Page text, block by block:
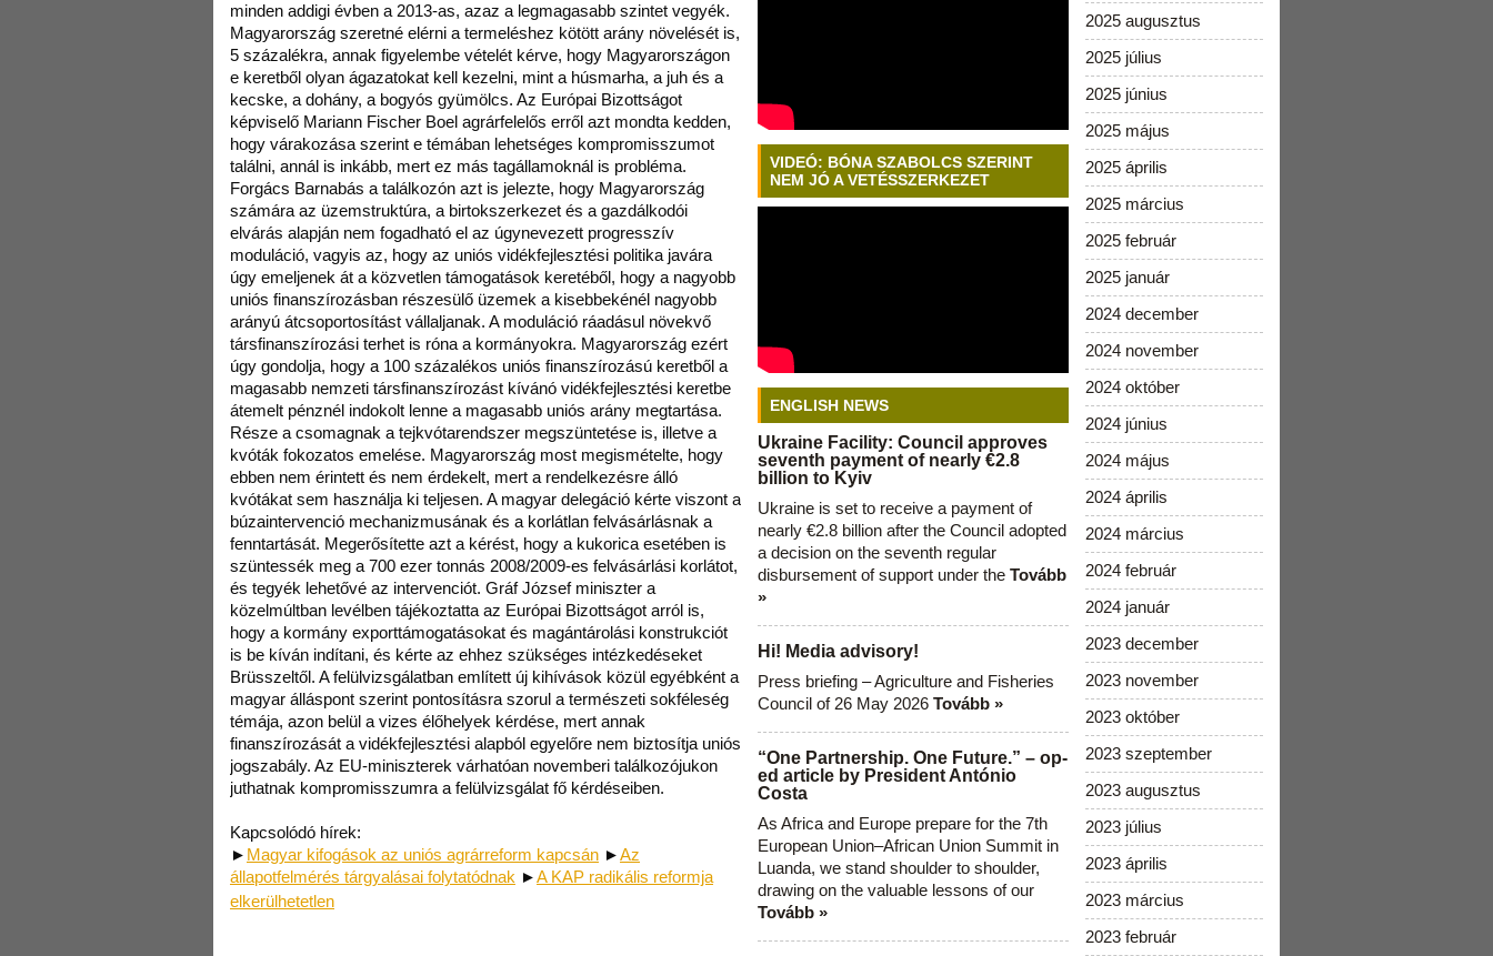
minden addigi évben a 2013-as, azaz a legmagasabb szintet vegyék.
Magyarország szeretné elérni a termeléshez kötött arány növelését is,
5 százalékra, annak figyelembe vételét kérve, hogy Magyarországon
e keretből olyan ágazatokat kell kezelni, mint a húsmarha, a juh és a
kecske, a dohány, a bogyós gyümölcs. Az Európai Bizottságot
képviselő Mariann Fischer Boel agrárfelelős erről azt mondta kedden,
hogy várakozása szerint e témában lehetséges kompromisszumot
találni, annál is inkább, mert ez más tagállamoknál is probléma.
Forgács Barnabás a találkozón azt is jelezte, hogy Magyarország
számára az üzemstruktúra, a birtokszerkezet és a gazdálkodói
elvárás alapján nem fogadható el az úgynevezett progresszív
moduláció, vagyis az, hogy az uniós vidékfejlesztési politika javára
úgy emeljenek át a közvetlen támogatások keretéből, hogy a nagyobb
uniós finanszírozásban részesülő üzemek a kisebbekénél nagyobb
arányú átcsoportosítást vállaljanak. A moduláció ráadásul növekvő
társfinanszírozási terhet is róna a kormányokra. Magyarország ezért
úgy gondolja, hogy a 100 százalékos uniós finanszírozású keretből a
magasabb nemzeti társfinanszírozást kívánó vidékfejlesztési keretbe
átemelt pénznél indokolt lenne a magasabb uniós arány megtartása.
Része a csomagnak a tejkvótarendszer megszüntetése is, illetve a
kvóták fokozatos emelése. Magyarország most megismételte, hogy
ebben nem érintett és nem érdekelt, mert a rendelkezésre álló
kvótákat sem használja ki teljesen. A magyar delegáció kérte viszont a
búzaintervenció mechanizmusának és a korlátlan felvásárlásnak a
fenntartását. Megerősítette azt a kérést, hogy a kukorica esetében is
szüntessék meg a 700 ezer tonnás 2008/2009-es felvásárlási korlátot,
és tegyék lehetővé az intervenciót. Gráf József miniszter a
közelmúltban levélben tájékoztatta az Európai Bizottságot arról is,
hogy a kormány exporttámogatásokat és magántárolási konstrukciót
is be kíván indítani, és kérte az ehhez szükséges intézkedéseket
Brüsszeltől. A felülvizsgálatban említett új kihívások közül egyébként a
magyar álláspont szerint pontosításra szorul a természeti sokféleség
témája, azon belül a vizes élőhelyek kérdése, mert annak
finanszírozását a vidékfejlesztési alapból egyelőre nem biztosítja uniós
jogszabály. Az EU-miniszterek várhatóan novemberi találkozójukon
juthatnak kompromisszumra a felülvizsgálat fő kérdéseiben.
Kapcsolódó hírek:
► Magyar kifogások az uniós agrárreform kapcsán ►Az
állapotfelmérés tárgyalásai folytatódnak ►A KAP radikális reformja
elkerülhetetlen
VIDEÓ: BÓNA SZABOLCS SZERINT
NEM JÓ A VETÉSSZERKEZET
ENGLISH NEWS
Ukraine Facility: Council approves
seventh payment of nearly €2.8
billion to Kyiv
Ukraine is set to receive a payment of
nearly €2.8 billion after the Council adopted
a decision on the seventh regular
disbursement of support under the Tovább
»
Hi! Media advisory!
Press briefing – Agriculture and Fisheries
Council of 26 May 2026 Tovább »
“One Partnership. One Future.” – op-
ed article by President António
Costa
As Africa and Europe prepare for the 7th
European Union–African Union Summit in
Luanda, we stand shoulder to shoulder,
drawing on the valuable lessons of our
Tovább »
2025 augusztus
2025 július
2025 június
2025 május
2025 április
2025 március
2025 február
2025 január
2024 december
2024 november
2024 október
2024 június
2024 május
2024 április
2024 március
2024 február
2024 január
2023 december
2023 november
2023 október
2023 szeptember
2023 augusztus
2023 július
2023 április
2023 március
2023 február